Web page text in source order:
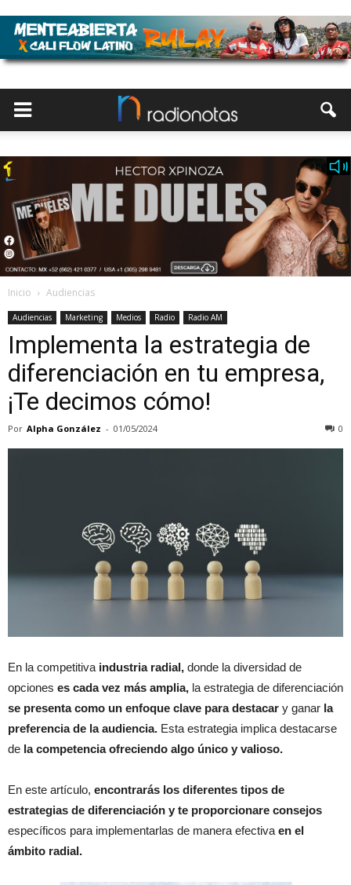
Inicio Audiencias
Audiencias Marketing Medios Radio Radio AM
Implementa la estrategia de
diferenciación en tu empresa,
¡Te decimos cómo!
Por Alpha González - 01/05/2024 0
En la competitiva industria radial, donde la diversidad de
opciones es cada vez más amplia, la estrategia de diferenciación
se presenta como un enfoque clave para destacar y ganar la
preferencia de la audiencia. Esta estrategia implica destacarse
de la competencia ofreciendo algo único y valioso.
En este artículo, encontrarás los diferentes tipos de
estrategias de diferenciación y te proporcionare consejos
específicos para implementarlas de manera efectiva en el
ámbito radial.